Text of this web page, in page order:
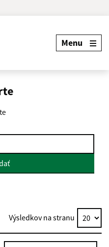
Menu
Výsledkov na stranu